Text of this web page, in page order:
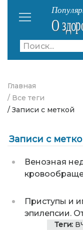
Главная
/ Все теги
/ Записи с меткой
Записи с
Венозная
Приступы и
эпилепсии.
Теги: